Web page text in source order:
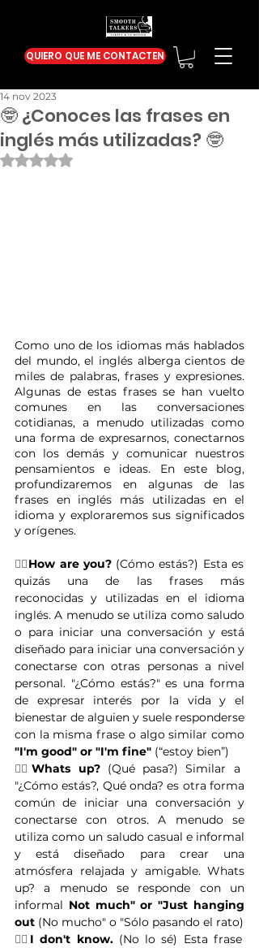
QUIERO QUE ME CONTACTEN
🤓 ¿Conoces las frases en
inglés más utilizadas? 🤓
14 nov 2023
Obtuvo NaN de 5 estrellas.
Como uno de los idiomas más hablados
del mundo, el inglés alberga cientos de
miles de palabras, frases y expresiones.
Algunas de estas frases se han vuelto
comunes en las conversaciones
cotidianas, a menudo utilizadas como
una forma de expresarnos, conectarnos
con los demás y comunicar nuestros
pensamientos e ideas. En este blog,
profundizaremos en algunas de las
frases en inglés más utilizadas en el
idioma y exploraremos sus significados
y orígenes.
👉🏽How are you? (Cómo estás?) Esta es
quizás una de las frases más
reconocidas y utilizadas en el idioma
inglés. A menudo se utiliza como saludo
o para iniciar una conversación y está
diseñado para iniciar una conversación y
conectarse con otras personas a nivel
personal. "¿Cómo estás?" es una forma
de expresar interés por la vida y el
bienestar de alguien y suele responderse
"I'm good" or "I'm fine" (“estoy bien”)
👉🏽Whats up? (Qué pasa?) Similar a
"¿Cómo estás?, Qué onda? es otra forma
común de iniciar una conversación y
conectarse con otros. A menudo se
utiliza como un saludo casual e informal
y está diseñado para crear una
atmósfera relajada y amigable. Whats
up? a menudo se responde con un
informal Not much" or "Just hanging
out (No mucho" o "Sólo pasando el rato)
👉🏽 I don't know. (No lo sé) Esta frase